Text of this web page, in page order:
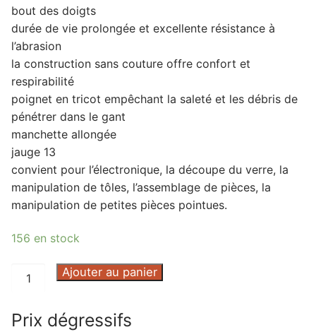
bout des doigts
durée de vie prolongée et excellente résistance à
l’abrasion
la construction sans couture offre confort et
respirabilité
poignet en tricot empêchant la saleté et les débris de
pénétrer dans le gant
manchette allongée
jauge 13
convient pour l’électronique, la découpe du verre, la
manipulation de tôles, l’assemblage de pièces, la
manipulation de petites pièces pointues.
156 en stock
quantité
TRICOTE
Ajouter au panier
Prix dégressifs